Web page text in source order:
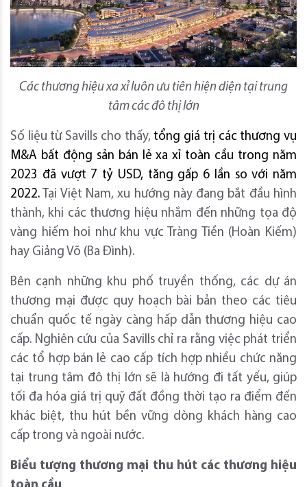
Các thương hiệu xa xỉluôn ưu tiên hiện diện tại trung
tâm các đô thị lớn
Số liệu từ Savills cho thấy, tổng giá trị các thương vụ
M&A bất động sản bán lẻ xa xỉ toàn cầu trong năm
2023 đã vượt 7 tỷ USD, tăng gấp 6 lần so với năm
2022. Tại Việt Nam, xu hướng này đang bắt đầu hình
thành, khi các thương hiệu nhắm đến những tọa độ
vàng hiếm hoi như khu vực Tràng Tiền (Hoàn Kiếm)
hay Giảng Võ (Ba Đình).
Bên cạnh những khu phố truyền thống, các dự án
thương mại được quy hoạch bài bản theo các tiêu
chuẩn quốc tế ngày càng hấp dẫn thương hiệu cao
cấp. Nghiên cứu của Savills chỉ ra rằng việc phát triển
các tổ hợp bán lẻ cao cấp tích hợp nhiều chức năng
tại trung tâm đô thị lớn sẽ là hướng đi tất yếu, giúp
tối đa hóa giá trị quỹ đất đồng thời tạo ra điểm đến
khác biệt, thu hút bền vững dòng khách hàng cao
cấp trong và ngoài nước.
Biểu tượng thương mại thu hút các thương hiệu